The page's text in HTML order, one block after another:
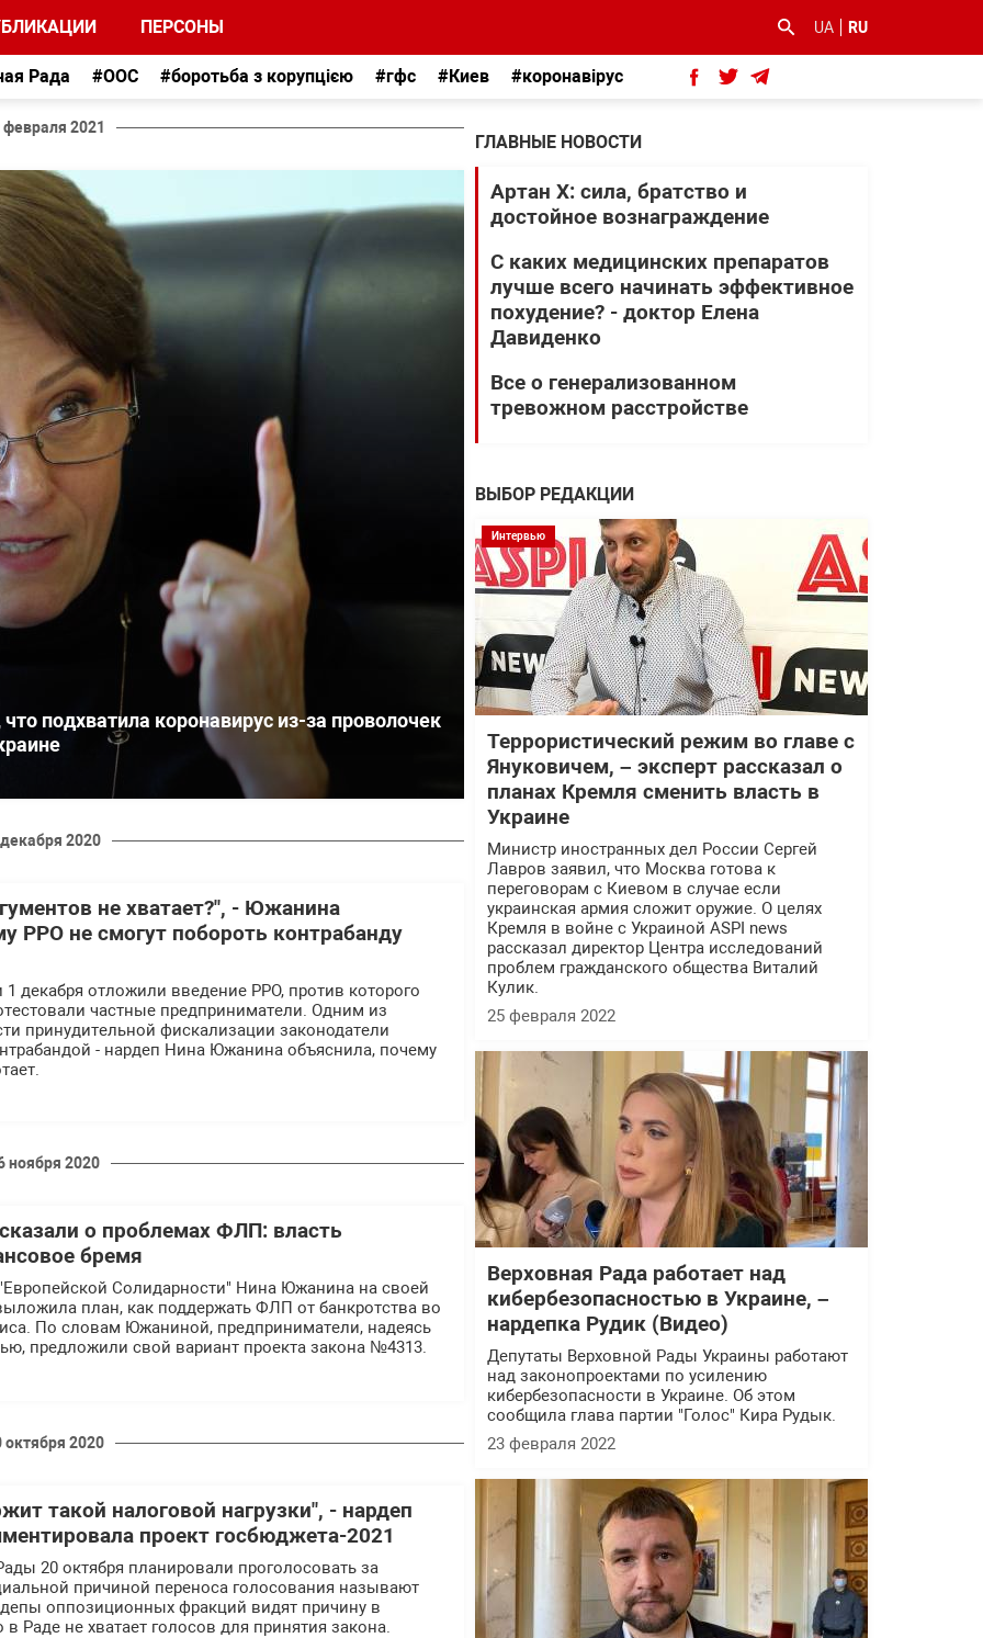
ПЕРСОНЫ UA RU
Рада #ООС #боротьба з корупцією #гфс #Киев #коронавірус
февраля 2021
подхватила коронавирус из-за проволочек
2020
не хватает?", - Южанина
РРО не смогут побороть контрабанду
декабря отложили введение РРО, против которого
частные предприниматели. Одним из
принудительной фискализации законодатели
- нардеп Нина Южанина объяснила, почему
ноября 2020
о проблемах ФЛП: власть
бремя
Солидарности" Нина Южанина на своей
план, как поддержать ФЛП от банкротства во
По словам Южаниной, предприниматели, надеясь
предложили свой вариант проекта закона №4313.
октября 2020
такой налоговой нагрузки", - нардеп
проект госбюджета-2021
20 октября планировали проголосовать за
причиной переноса голосования называют
оппозиционных фракций видят причину в
в Раде не хватает голосов для принятия закона.
ГЛАВНЫЕ НОВОСТИ
Артан Х: сила, братство и
достойное вознаграждение
С каких медицинских препаратов
лучше всего начинать эффективное
похудение? - доктор Елена
Давиденко
Все о генерализованном
тревожном расстройстве
ВЫБОР РЕДАКЦИИ
Интервью
Террористический режим во главе с
Януковичем, – эксперт рассказал о
планах Кремля сменить власть в
Украине
Министр иностранных дел России Сергей
Лавров заявил, что Москва готова к
переговорам с Киевом в случае если
украинская армия сложит оружие. О целях
Кремля в войне с Украиной ASPI news
рассказал директор Центра исследований
проблем гражданского общества Виталий
Кулик.
25 февраля 2022
Верховная Рада работает над
кибербезопасностью в Украине, –
нардепка Рудик (Видео)
Депутаты Верховной Рады Украины работают
над законопроектами по усилению
кибербезопасности в Украине. Об этом
сообщила глава партии "Голос" Кира Рудык.
23 февраля 2022